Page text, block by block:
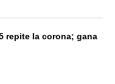
repite la corona; gana